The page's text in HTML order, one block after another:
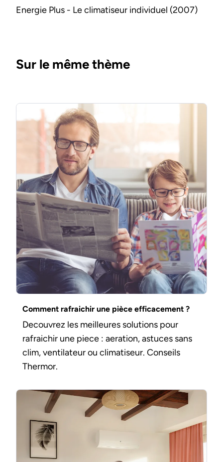
Energie Plus - Le climatiseur individuel (2007)
Sur le même thème
Comment rafraichir une pièce efficacement ?
Decouvrez les meilleures solutions pour
rafraichir une piece : aeration, astuces sans
clim, ventilateur ou climatiseur. Conseils
Thermor.